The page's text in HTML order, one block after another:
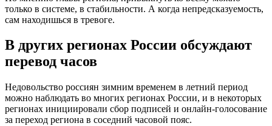
только в системе, в стабильности. А когда непредсказуемость,
сам находишься в тревоге.
В других регионах России обсуждают
перевод часов
Недовольство россиян зимним временем в летний период
можно наблюдать во многих регионах России, и в некоторых
регионах инициировали сбор подписей и онлайн-голосование
за переход региона в соседний часовой пояс.